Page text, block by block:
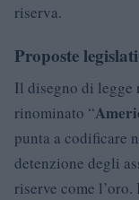
riserva.
Proposte
Il disegno di legge
rinominato “
punta a codificare
detenzione degli
riserve come